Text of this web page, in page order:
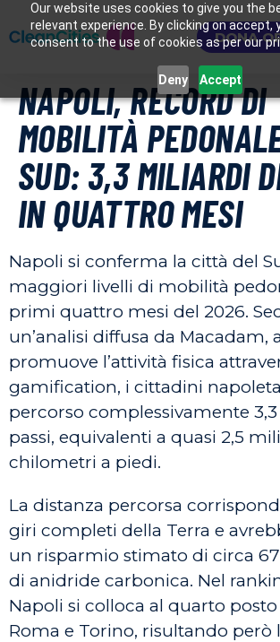
Our website uses cookies to give you the
relevant experience. By clicking on accept,
consent to the use of cookies as per our
Deny Accept
DONA
NAPOLI, RECORD DI
MOBILITÀ
SUD: 3,3 MILIARDI
IN QUATTRO MESI
Napoli si conferma la città del
maggiori livelli di mobilità
primi quattro mesi del 2026.
un’analisi diffusa da Macadam,
promuove l’attività fisica
gamification, i cittadini
percorso complessivamente
passi, equivalenti a quasi 2,5
chilometri a piedi.
La distanza percorsa
giri completi della Terra e
un risparmio stimato di circa
di anidride carbonica. Nel
Napoli si colloca al quarto
Roma e Torino, risultando però